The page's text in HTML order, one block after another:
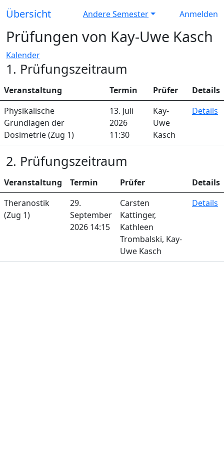
Übersicht Andere Semester Anmelden
Prüfungen von Kay-Uwe Kasch
Kalender
1. Prüfungszeitraum
Veranstaltung Termin Prüfer
Details
Physikalische
Grundlagen der
Dosimetrie (Zug 1)
13. Juli
2026
11:30
Kay-
Uwe
Kasch
Details
2. Prüfungszeitraum
Veranstaltung Termin Prüfer
Details
Theranostik
(Zug 1)
29.
September
2026 14:15
Carsten
Kattinger,
Kathleen
Trombalski, Kay-
Uwe Kasch
Details